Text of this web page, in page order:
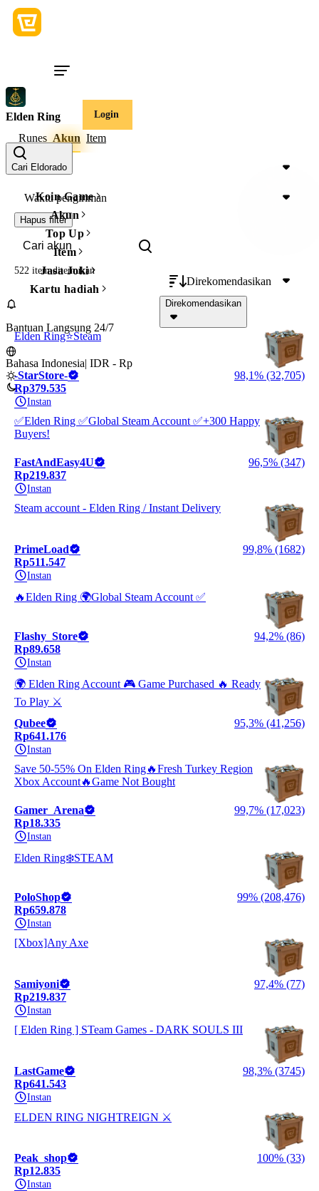
Login
Cari Eldorado
Koin Game
Akun
Top Up
Item
Jasa Joki
Kartu hadiah
Bantuan Langsung 24/7
Bahasa Indonesia| IDR - Rp
Elden Ring
Runes Akun Item
Harga
Waktu pengiriman
Hapus filter
Direkomendasikan
Direkomendasikan
522 itemditemukan
Elden Ring⭐️Steam
-StarStore-
98,1% (32,705)
Rp379.535
Instan
✅Elden Ring ✅Global Steam Account ✅+300 Happy
Buyers!
FastAndEasy4U
96,5% (347)
Rp219.837
Instan
Steam account - Elden Ring / Instant Delivery
PrimeLoad
99,8% (1682)
Rp511.547
Instan
🔥Elden Ring 🌍Global Steam Account ✅
Flashy_Store
94,2% (86)
Rp89.658
Instan
🌍 Elden Ring Account 🎮 Game Purchased 🔥 Ready
To Play ⚔️
Qubee
95,3% (41,256)
Rp641.176
Instan
Save 50-55% On Elden Ring🔥Fresh Turkey Region
Xbox Account🔥Game Not Bought
Gamer_Arena
99,7% (17,023)
Rp18.335
Instan
Elden Ring❄️STEAM
PoloShop
99% (208,476)
Rp659.878
Instan
[Xbox]Any Axe
Samiyoni
97,4% (77)
Rp219.837
Instan
[ Elden Ring ] STeam Games - DARK SOULS III
LastGame
98,3% (3745)
Rp641.543
Instan
ELDEN RING NIGHTREIGN ⚔️
Peak_shop
100% (33)
Rp12.835
Instan